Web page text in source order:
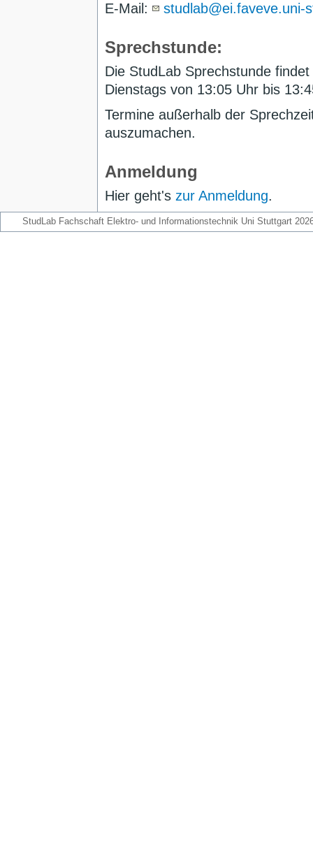
E-Mail:
studlab@ei.faveve.uni-
Sprechstunde:
Die StudLab Sprechstunde
Dienstags von 13:05 Uhr bis
Termine außerhalb der
auszumachen.
Anmeldung
Hier geht's zur Anmeldung.
StudLab Fachschaft Elektro- und Informationstechnik Uni Stuttgart